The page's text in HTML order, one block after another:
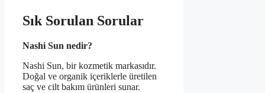
Sık Sorulan Sorular
Nashi Sun nedir?
Nashi Sun, bir kozmetik markasıdır.
Doğal ve organik içeriklerle üretilen
saç ve cilt bakım ürünleri sunar.